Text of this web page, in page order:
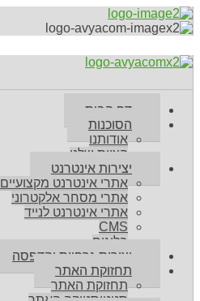
דף הבית
הסוכנות
אודותנו
הצוות שלנו
יצירות אינטרנט
אתרי אינטרנט מקצועיים
אתרי מסחר אלקטרוני
אתרי אינטרנט לנייד
CMS
בלוגים
יצירות גרפיות והדפסה
תחזוקת האתר
תחזוקת האתר